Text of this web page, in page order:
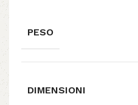
PESO
DIMENSIONI